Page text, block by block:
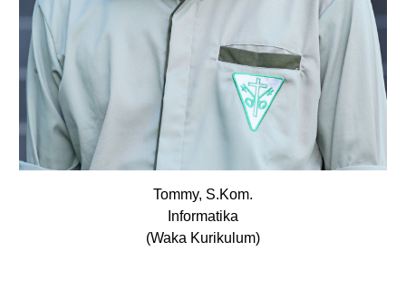
Tommy, S.Kom.
Informatika
(Waka Kurikulum)